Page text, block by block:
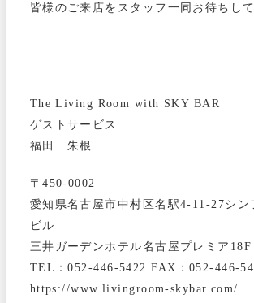
皆様のご来店をスタッフ一同お待ちして
The Living Room with SKY BAR
ゲストサービス
福田 朱根
〒450-0002
愛知県名古屋市中村区名駅4-11-27シン
ビル
三井ガーデンホテル名古屋プレミア18F
TEL：052-446-5422 FAX：052-446-
https://www.livingroom-skybar.com/